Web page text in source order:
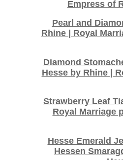
Empress of
Pearl and
Rhine | Royal
Diamond
Hesse by Rhine |
Strawberry Leaf
Royal Marriage
Hesse Emerald
Hessen